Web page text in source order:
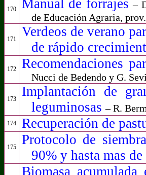
170 Manual de forrajes–
de Educación Agraria,
171
Verdeos de verano
de rápido
172 Recomendaciones
Nucci de Bedendo y G.
173
Implantación de
leguminosas– R.
174 Recuperación de
175
Protocolo de
90% y hasta mas
Biomasa